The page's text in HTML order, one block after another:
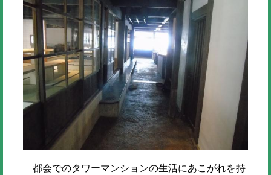
都会でのタワーマンションの生活にあこがれを持